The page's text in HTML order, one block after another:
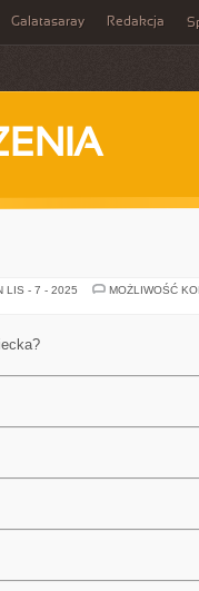
Galatasaray Redakcja
LIS - 7 - 2025
MOŻLIWOŚĆ